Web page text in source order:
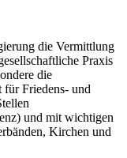
die Vermittlung
Praxis
die
für Friedens- und
und mit wichtigen
Kirchen und